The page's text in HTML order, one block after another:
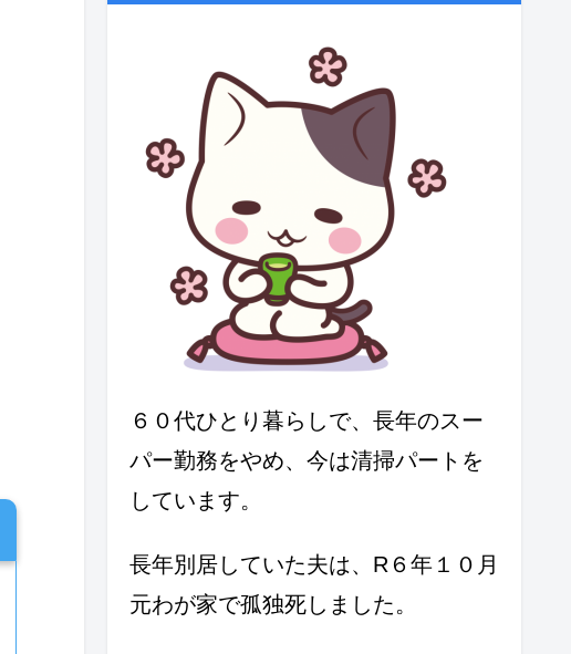
６０代ひとり暮らしで、長年のスー
パー勤務をやめ、今は清掃パートを
しています。
長年別居していた夫は、R６年１０月
元わが家で孤独死しました。